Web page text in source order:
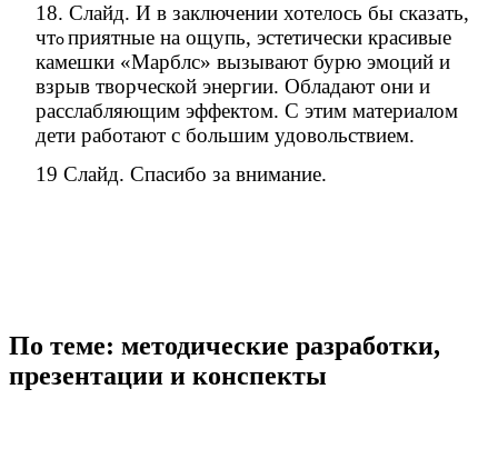
18. Слайд. И в заключении хотелось бы сказать,
что приятные на ощупь, эстетически красивые
камешки «Марблс» вызывают бурю эмоций и
взрыв творческой энергии. Обладают они и
расслабляющим эффектом. С этим материалом
дети работают с большим удовольствием.
19 Слайд. Спасибо за внимание.
По теме: методические разработки,
презентации и конспекты